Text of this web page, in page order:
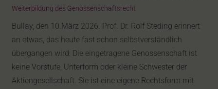
Weiterbildung des Genossenschaftsrecht
Bullay, den 10.März 2026. Prof. Dr. Rolf Steding erinnert
an etwas, das heute fast schon selbstverständlich
übergangen wird: Die eingetragene Genossenschaft ist
keine Vorstufe, Unterform oder kleine Schwester der
Aktiengesellschaft. Sie ist eine eigene Rechtsform mit